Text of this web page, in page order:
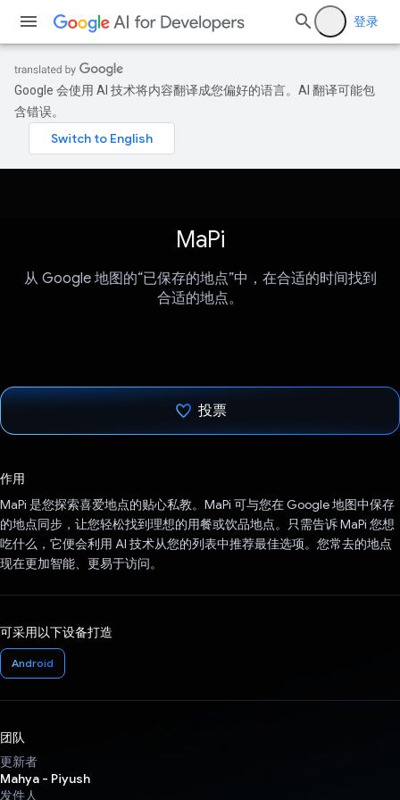
登录
Google 会使用 AI 技术将内容翻译成您偏好的语言。AI 翻译可能包
含错误。
MaPi
从 Google 地图的“已保存的地点”中，在合适的时间找到
合适的地点。
投票
作用
MaPi 是您探索喜爱地点的贴心私教。MaPi 可与您在 Google 地图中保存
的地点同步，让您轻松找到理想的用餐或饮品地点。只需告诉 MaPi 您想
吃什么，它便会利用 AI 技术从您的列表中推荐最佳选项。您常去的地点
现在更加智能、更易于访问。
可采用以下设备打造
Android
团队
更新者
Mahya - Piyush
发件人